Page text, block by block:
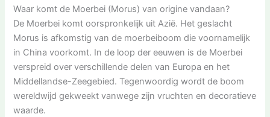
Waar komt de Moerbei (Morus) van origine vandaan?
De Moerbei komt oorspronkelijk uit Azië. Het geslacht
Morus is afkomstig van de moerbeiboom die voornamelijk
in China voorkomt. In de loop der eeuwen is de Moerbei
verspreid over verschillende delen van Europa en het
Middellandse-Zeegebied. Tegenwoordig wordt de boom
wereldwijd gekweekt vanwege zijn vruchten en decoratieve
waarde.